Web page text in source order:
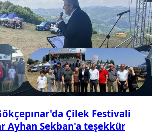
Çilek Festivali
Ayhan Sekban'a teşekkür